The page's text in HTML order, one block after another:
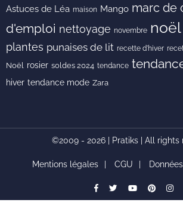
Astuces de Léa maison Mango marc de
d'emploi nettoyage novembre noël
plantes punaises de lit recette d'hiver
Noël
rosier soldes 2024 tendance
hiver tendance mode Zara
©2009 - 2026 | Pratiks | All rights
Mentions légales CGU
facebook
Twitteryoutube